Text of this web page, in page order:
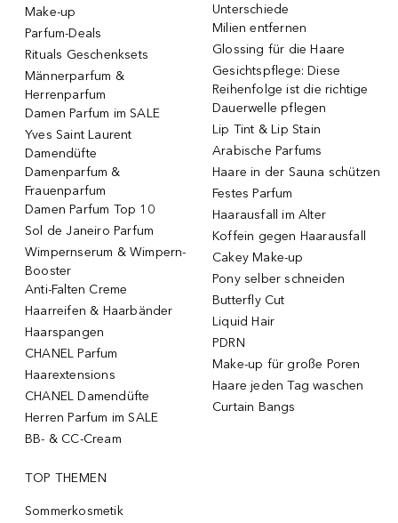
Make-up
Parfum-Deals
Rituals Geschenksets
Männerparfum &
Herrenparfum
Damen Parfum im SALE
Yves Saint Laurent
Damendüfte
Damenparfum &
Frauenparfum
Damen Parfum Top 10
Sol de Janeiro Parfum
Wimpernserum & Wimpern-
Booster
Anti-Falten Creme
Haarreifen & Haarbänder
Haarspangen
CHANEL Parfum
Haarextensions
CHANEL Damendüfte
Herren Parfum im SALE
BB- & CC-Cream
Unterschiede
Milien entfernen
Glossing für die Haare
Gesichtspflege: Diese
Reihenfolge ist die richtige
Dauerwelle pflegen
Lip Tint & Lip Stain
Arabische Parfums
Haare in der Sauna schützen
Festes Parfum
Haarausfall im Alter
Koffein gegen Haarausfall
Cakey Make-up
Pony selber schneiden
Butterfly Cut
Liquid Hair
PDRN
Make-up für große Poren
Haare jeden Tag waschen
Curtain Bangs
TOP THEMEN
Sommerkosmetik